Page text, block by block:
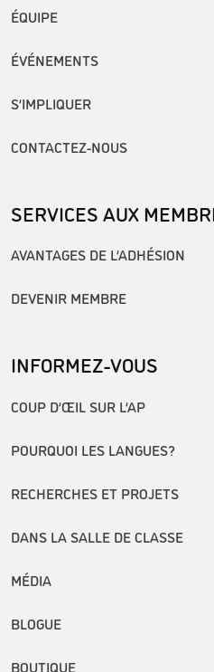
ÉQUIPE
ÉVÉNEMENTS
S’IMPLIQUER
CONTACTEZ-NOUS
SERVICES AUX
AVANTAGES DE L’ADHÉSION
DEVENIR MEMBRE
INFORMEZ-VOUS
COUP D’ŒIL SUR L’AP
POURQUOI LES LANGUES?
RECHERCHES ET PROJETS
DANS LA SALLE DE CLASSE
MÉDIA
BLOGUE
BOUTIQUE